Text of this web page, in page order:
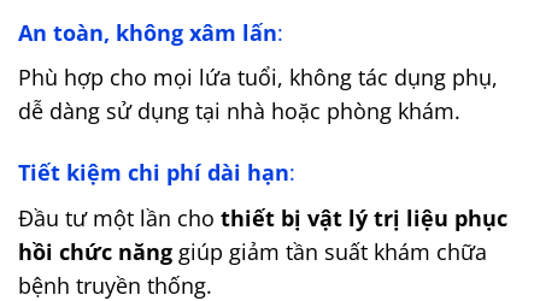
An toàn, không xâm lấn:
Phù hợp cho mọi lứa tuổi, không tác dụng phụ,
dễ dàng sử dụng tại nhà hoặc phòng khám.
Tiết kiệm chi phí dài hạn:
Đầu tư một lần cho thiết bị vật lý trị liệu phục
hồi chức năng giúp giảm tần suất khám chữa
bệnh truyền thống.